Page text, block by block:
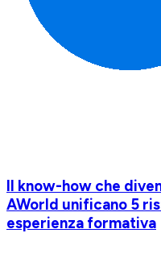
Il know-how che
AWorld unificano 5
esperienza formativa